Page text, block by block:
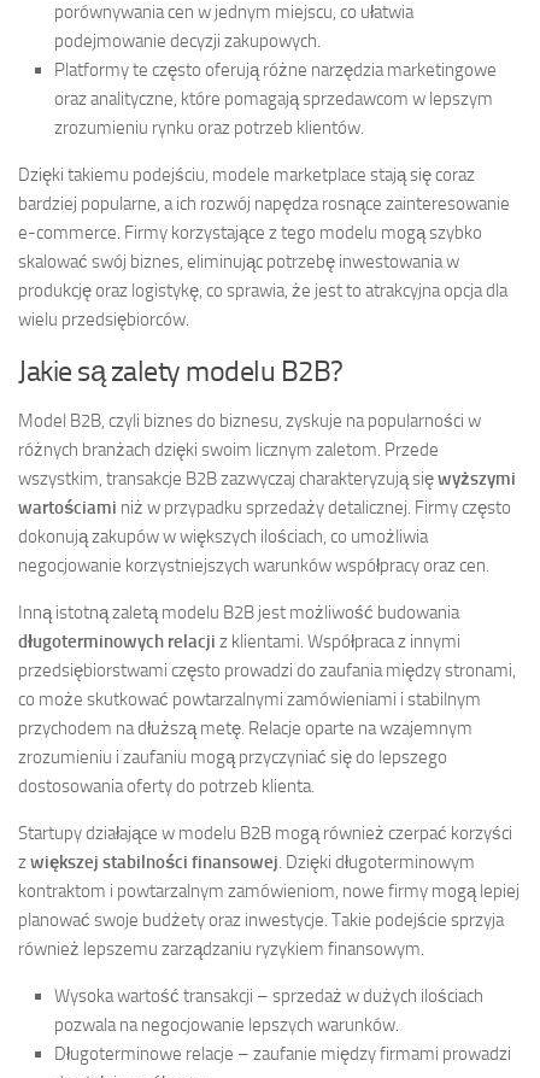
porównywania cen w jednym miejscu, co ułatwia
podejmowanie decyzji zakupowych.
Platformy te często oferują różne narzędzia marketingowe
oraz analityczne, które pomagają sprzedawcom w lepszym
zrozumieniu rynku oraz potrzeb klientów.
Dzięki takiemu podejściu, modele marketplace stają się coraz
bardziej popularne, a ich rozwój napędza rosnące zainteresowanie
e-commerce. Firmy korzystające z tego modelu mogą szybko
skalować swój biznes, eliminując potrzebę inwestowania w
produkcję oraz logistykę, co sprawia, że jest to atrakcyjna opcja dla
wielu przedsiębiorców.
Jakie są zalety modelu B2B?
Model B2B, czyli biznes do biznesu, zyskuje na popularności w
różnych branżach dzięki swoim licznym zaletom. Przede
wszystkim, transakcje B2B zazwyczaj charakteryzują sięwyższymi
wartościami niż w przypadku sprzedaży detalicznej. Firmy często
dokonują zakupów w większych ilościach, co umożliwia
negocjowanie korzystniejszych warunków współpracy oraz cen.
Inną istotną zaletą modelu B2B jest możliwość budowania
długoterminowych relacji z klientami. Współpraca z innymi
przedsiębiorstwami często prowadzi do zaufania między stronami,
co może skutkować powtarzalnymi zamówieniami i stabilnym
przychodem na dłuższą metę. Relacje oparte na wzajemnym
zrozumieniu i zaufaniu mogą przyczyniać się do lepszego
dostosowania oferty do potrzeb klienta.
Startupy działające w modelu B2B mogą również czerpać korzyści
zwiększej stabilności finansowej. Dzięki długoterminowym
kontraktom i powtarzalnym zamówieniom, nowe firmy mogą lepiej
planować swoje budżety oraz inwestycje. Takie podejście sprzyja
również lepszemu zarządzaniu ryzykiem finansowym.
Wysoka wartość transakcji – sprzedaż w dużych ilościach
pozwala na negocjowanie lepszych warunków.
Długoterminowe relacje – zaufanie między firmami prowadzi